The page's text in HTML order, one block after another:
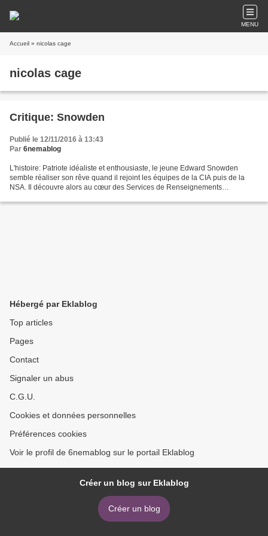
MENU
Accueil » nicolas cage
nicolas cage
Critique: Snowden
Publié le 12/11/2016 à 13:43
Par 6nemablog
L'histoire: Patriote idéaliste et enthousiaste, le jeune Edward Snowden
semble réaliser son rêve quand il rejoint les équipes de la CIA puis de la
NSA. Il découvre alors au cœur des Services de Renseignements
Hébergé par Eklablog
Top articles
Pages
Contact
Signaler un abus
C.G.U.
Cookies et données personnelles
Préférences cookies
Voir le profil de 6nemablog sur le portail Eklablog
Créer un blog sur Eklablog
Créer un blog